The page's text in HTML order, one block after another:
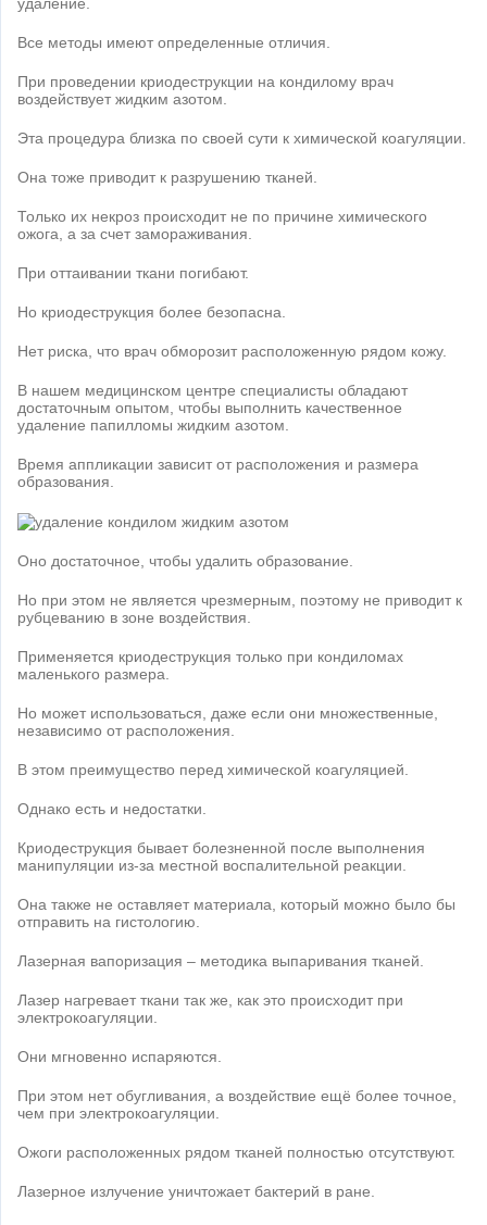
Все методы имеют определенные отличия.
При проведении криодеструкции на кондилому врач
воздействует жидким азотом.
Эта процедура близка по своей сути к химической коагуляции.
Она тоже приводит к разрушению тканей.
Только их некроз происходит не по причине химического
ожога, а за счет замораживания.
При оттаивании ткани погибают.
Но криодеструкция более безопасна.
Нет риска, что врач обморозит расположенную рядом кожу.
В нашем медицинском центре специалисты обладают
достаточным опытом, чтобы выполнить качественное
удаление папилломы жидким азотом.
Время аппликации зависит от расположения и размера
образования.
Оно достаточное, чтобы удалить образование.
Но при этом не является чрезмерным, поэтому не приводит к
рубцеванию в зоне воздействия.
Применяется криодеструкция только при кондиломах
маленького размера.
Но может использоваться, даже если они множественные,
независимо от расположения.
В этом преимущество перед химической коагуляцией.
Однако есть и недостатки.
Криодеструкция бывает болезненной после выполнения
манипуляции из-за местной воспалительной реакции.
Она также не оставляет материала, который можно было бы
отправить на гистологию.
Лазерная вапоризация – методика выпаривания тканей.
Лазер нагревает ткани так же, как это происходит при
электрокоагуляции.
Они мгновенно испаряются.
При этом нет обугливания, а воздействие ещё более точное,
чем при электрокоагуляции.
Ожоги расположенных рядом тканей полностью отсутствуют.
Лазерное излучение уничтожает бактерий в ране.